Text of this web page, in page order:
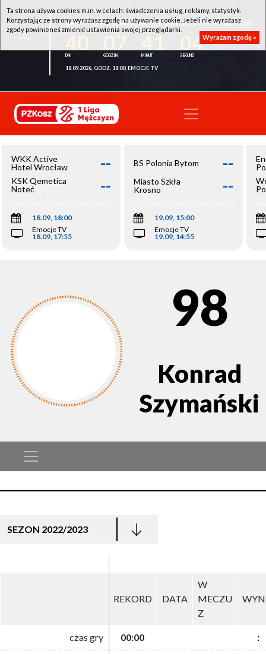
WKK ACTIVE HOTEL WROCŁAW - KSK QEMETICA NOTEĆ INOWROCŁAW
04
18.09.2026, GODZ. 18:00, EMOCJE TV
WKK Active
Hotel Wrocław
--
KSK Qemetica
Noteć
Inowrocław
--
18.09, 18:00
Emocje TV
18.09, 17:55
BS Polonia Bytom --
Miasto Szkła
Krosno
--
19.09, 15:00
Emocje TV
19.09, 14:55
98
Konrad
Szymański
SEZON 2022/2023
REKORD DATA
W
MECZU
Z
czas gry 00:00 :
REKORD DATA
W
MECZU
Z
czas gry 00:00 :
Ta strona używa cookies m.in. w celach: świadczenia usług, reklamy, statystyk.
Korzystając ze strony wyrażasz zgodę na używanie cookie. Jeżeli nie wyrażasz
zgody powinieneś zmienić ustawienia swojej przeglądarki.
Wyrażam zgodę »